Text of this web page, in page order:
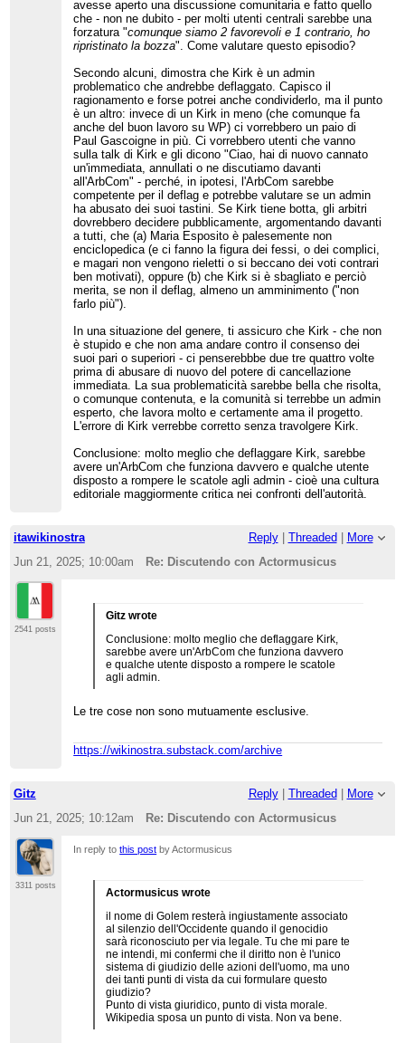
avesse aperto una discussione comunitaria e fatto quello
che - non ne dubito - per molti utenti centrali sarebbe una
forzatura "comunque siamo 2 favorevoli e 1 contrario, ho
ripristinato la bozza". Come valutare questo episodio?
Secondo alcuni, dimostra che Kirk è un admin
problematico che andrebbe deflaggato. Capisco il
ragionamento e forse potrei anche condividerlo, ma il punto
è un altro: invece di un Kirk in meno (che comunque fa
anche del buon lavoro su WP) ci vorrebbero un paio di
Paul Gascoigne in più. Ci vorrebbero utenti che vanno
sulla talk di Kirk e gli dicono "Ciao, hai di nuovo cannato
un'immediata, annullati o ne discutiamo davanti
all'ArbCom" - perché, in ipotesi, l'ArbCom sarebbe
competente per il deflag e potrebbe valutare se un admin
ha abusato dei suoi tastini. Se Kirk tiene botta, gli arbitri
dovrebbero decidere pubblicamente, argomentando davanti
a tutti, che (a) Maria Esposito è palesemente non
enciclopedica (e ci fanno la figura dei fessi, o dei complici,
e magari non vengono rieletti o si beccano dei voti contrari
ben motivati), oppure (b) che Kirk si è sbagliato e perciò
merita, se non il deflag, almeno un amminimento ("non
farlo più").
In una situazione del genere, ti assicuro che Kirk - che non
è stupido e che non ama andare contro il consenso dei
suoi pari o superiori - ci penserebbbe due tre quattro volte
prima di abusare di nuovo del potere di cancellazione
immediata. La sua problematicità sarebbe bella che risolta,
o comunque contenuta, e la comunità si terrebbe un admin
esperto, che lavora molto e certamente ama il progetto.
L'errore di Kirk verrebbe corretto senza travolgere Kirk.
Conclusione: molto meglio che deflaggare Kirk, sarebbe
avere un'ArbCom che funziona davvero e qualche utente
disposto a rompere le scatole agli admin - cioè una cultura
editoriale maggiormente critica nei confronti dell'autorità.
itawikinostra Reply| Threaded
More
Jun 21, 2025; 10:00am
Re: Discutendo con Actormusicus
2541 posts
Gitz wrote
Conclusione: molto meglio che deflaggare Kirk,
sarebbe avere un'ArbCom che funziona davvero
e qualche utente disposto a rompere le scatole
agli admin.
Le tre cose non sono mutuamente esclusive.
https://wikinostra.substack.com/archive
Gitz Reply| Threaded
More
Jun 21, 2025; 10:12am
Re: Discutendo con Actormusicus
3311 posts
In reply tothis post by Actormusicus
Actormusicus wrote
il nome di Golem resterà ingiustamente associato
al silenzio dell'Occidente quando il genocidio
sarà riconosciuto per via legale. Tu che mi pare te
ne intendi, mi confermi che il diritto non è l'unico
sistema di giudizio delle azioni dell'uomo, ma uno
dei tanti punti di vista da cui formulare questo
giudizio?
Punto di vista giuridico, punto di vista morale.
Wikipedia sposa un punto di vista. Non va bene.